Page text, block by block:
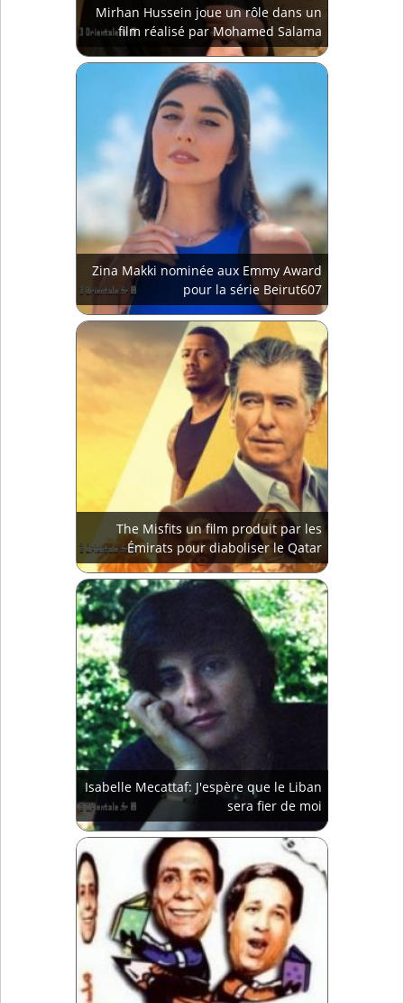
Mirhan Hussein joue un rôle dans un
film réalisé par Mohamed Salama
Zina Makki nominée aux Emmy Award
pour la série Beirut607
The Misfits un film produit par les
Émirats pour diaboliser le Qatar
Isabelle Mecattaf: J'espère que le Liban
sera fier de moi